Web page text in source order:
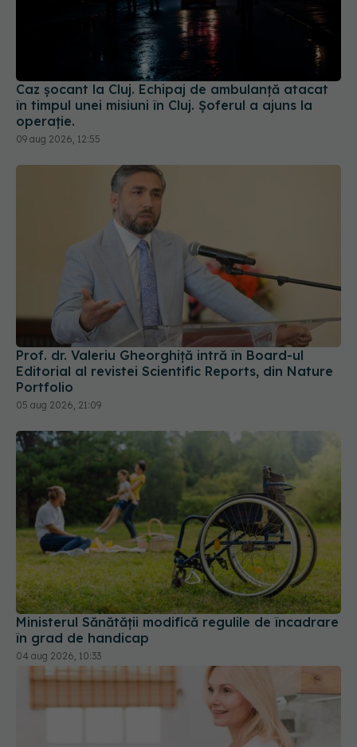
Caz șocant la Cluj. Echipaj de ambulanță atacat
în timpul unei misiuni în Cluj. Șoferul a ajuns la
operație.
09 aug 2026, 12:55
Prof. dr. Valeriu Gheorghiță intră în Board-ul
Editorial al revistei Scientific Reports, din Nature
Portfolio
05 aug 2026, 21:09
Ministerul Sănătății modifică regulile de încadrare
în grad de handicap
04 aug 2026, 10:33